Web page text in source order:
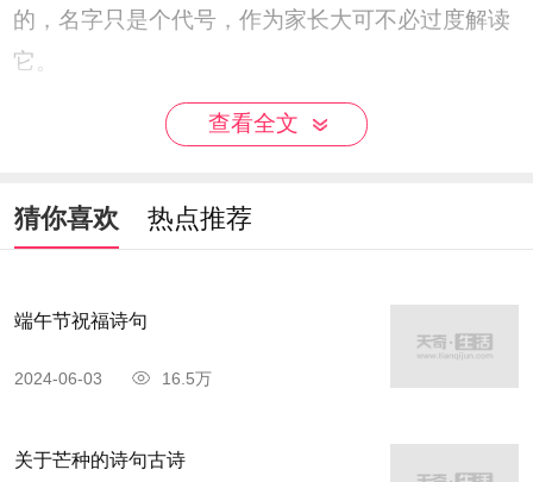
的，名字只是个代号，作为家长大可不必过度解读
它。
查看全文
猜你喜欢 热点推荐
端午节祝福诗句
2024-06-03 16.5万
关于芒种的诗句古诗